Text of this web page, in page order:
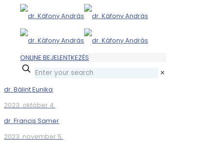
ONLINE BEJELENTKEZÉS
✕
dr. Bálint Eunika
2023. október 4.
dr. Francis Samer
2023. november 5.